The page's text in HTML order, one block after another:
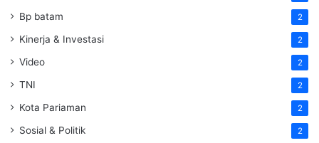
Bp batam 2
Kinerja & Investasi 2
Video 2
TNI 2
Kota Pariaman 2
Sosial & Politik 2